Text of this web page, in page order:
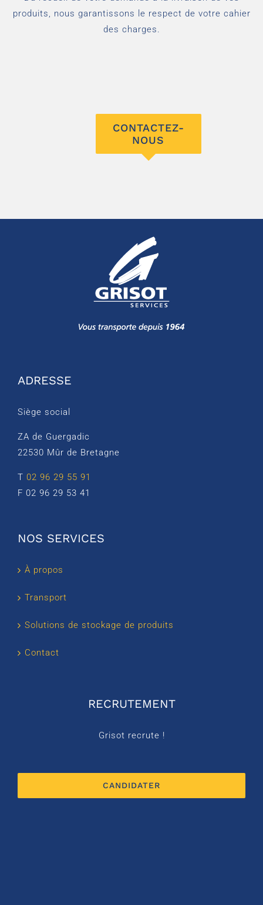
produits, nous garantissons le respect de votre cahier
des charges.
CONTACTEZ-
NOUS
ADRESSE
Siège social
ZA de Guergadic
22530 Mûr de Bretagne
T 02 96 29 55 91
F 02 96 29 53 41
NOS SERVICES
À propos
Transport
Solutions de stockage de produits
Contact
RECRUTEMENT
Grisot recrute !
CANDIDATER